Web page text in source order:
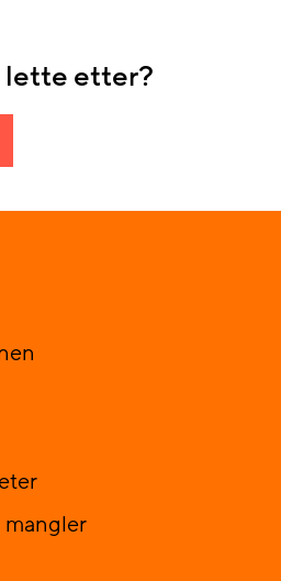
lette etter?
mangler